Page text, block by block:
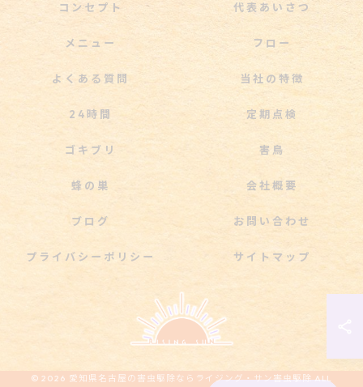
コンセプト 代表あいさつ
メニュー フロー
よくある質問 当社の特徴
24時間 定期点検
ゴキブリ 害鳥
蜂の巣 会社概要
ブログ お問い合わせ
プライバシーポリシー サイトマップ
© 2026 愛知県名古屋の害虫駆除ならライジング・サン害虫駆除 ALL